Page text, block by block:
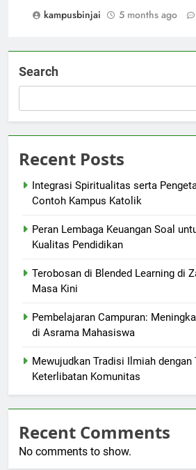
kampusbinjai
5 months ago
Search
Recent Posts
Integrasi Spiritualitas serta
Contoh Kampus Katolik
Peran Lembaga Keuangan Soal
Kualitas Pendidikan
Terobosan di Blended Learning di
Masa Kini
Pembelajaran Campuran:
di Asrama Mahasiswa
Mewujudkan Tradisi Ilmiah dengan
Keterlibatan Komunitas
Recent Comments
No comments to show.